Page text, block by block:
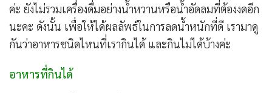
ค่ะ ยังไม่รวมเครื่องดื่มอย่างน้ำหวานหรือน้ำอัดลมที่ต้องงดอีก
นะคะ ดังนั้น เพื่อให้ได้ผลลัพธ์ในการลดน้ำหนักที่ดี เรามาดู
กันว่าอาหารชนิดไหนที่เรากินได้ และกินไม่ได้บ้างค่ะ
อาหารที่กินได้